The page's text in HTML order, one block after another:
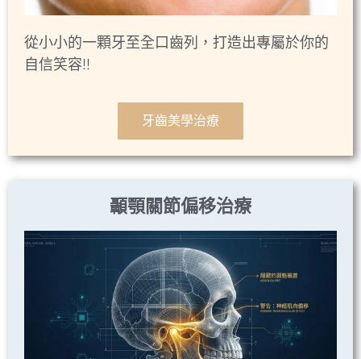
從小小的一顆牙至全口齒列，打造出專屬於你的
自信笑容!!
牙齒美學治療
顳顎關節偏移治療